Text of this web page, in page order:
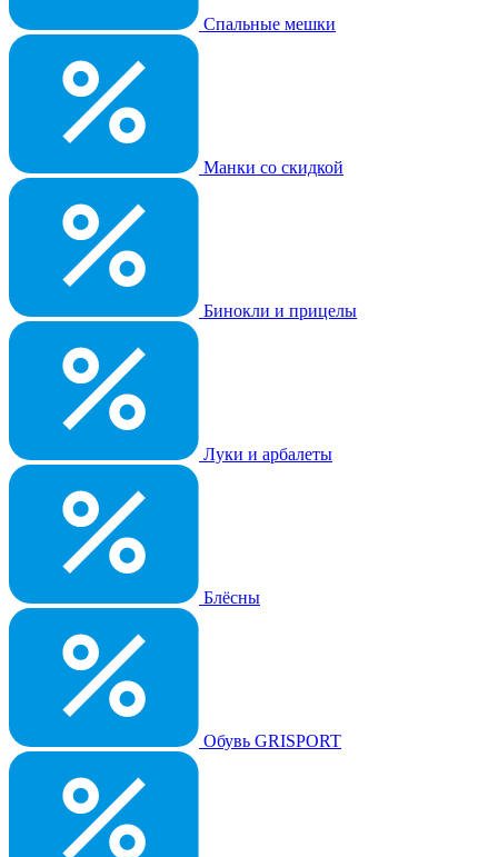
Спальные мешки
Манки со скидкой
Бинокли и прицелы
Луки и арбалеты
Блёсны
Обувь GRISPORT